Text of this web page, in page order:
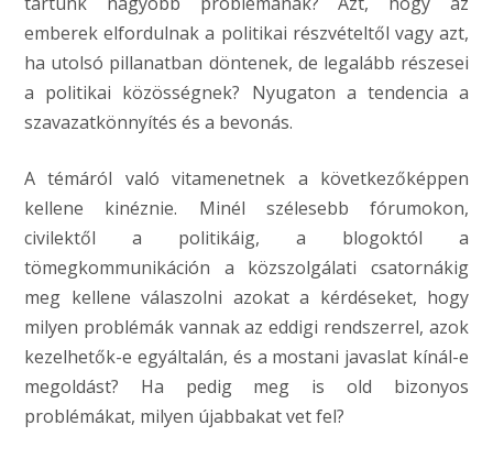
emberek elfordulnak a politikai részvételtől vagy azt,
ha utolsó pillanatban döntenek, de legalább részesei
a politikai közösségnek? Nyugaton a tendencia a
szavazatkönnyítés és a bevonás.
A témáról való vitamenetnek a következőképpen
kellene kinéznie. Minél szélesebb fórumokon,
civilektől a politikáig, a blogoktól a
tömegkommunikáción a közszolgálati csatornákig
meg kellene válaszolni azokat a kérdéseket, hogy
milyen problémák vannak az eddigi rendszerrel, azok
kezelhetők-e egyáltalán, és a mostani javaslat kínál-e
megoldást? Ha pedig meg is old bizonyos
problémákat, milyen újabbakat vet fel?